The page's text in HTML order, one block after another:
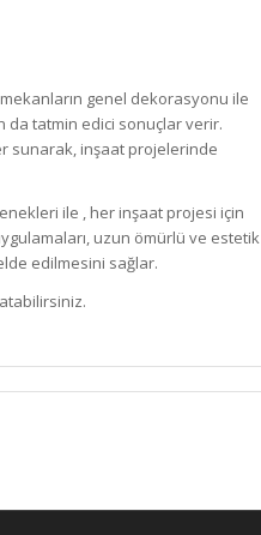
genel dekorasyonu ile
da tatmin edici sonuçlar verir.
sunarak, inşaat projelerinde
ile , her inşaat projesi için
uzun ömürlü ve estetik
edilmesini sağlar.